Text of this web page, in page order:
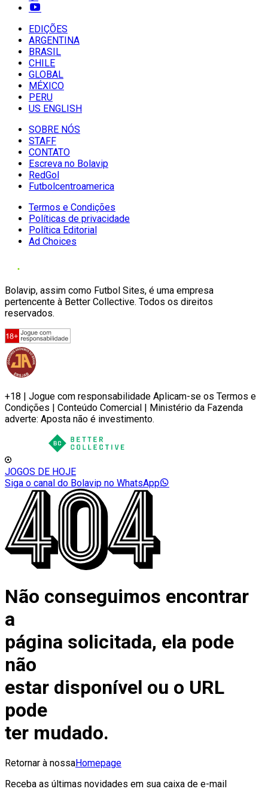
EDIÇÕES
ARGENTINA
BRASIL
CHILE
GLOBAL
MÉXICO
PERU
US ENGLISH
SOBRE NÓS
STAFF
CONTATO
Escreva no Bolavip
RedGol
Futbolcentroamerica
Termos e Condições
Políticas de privacidade
Política Editorial
Ad Choices
Bolavip, assim como Futbol Sites, é uma empresa
pertencente à Better Collective. Todos os direitos
reservados.
+18 | Jogue com responsabilidade Aplicam-se os Termos e
Condições | Conteúdo Comercial | Ministério da Fazenda
adverte: Aposta não é investimento.
JOGOS DE HOJE
Siga o canal do Bolavip no WhatsApp
Não conseguimos encontrar
a
página solicitada, ela pode
não
estar disponível ou o URL
pode
ter mudado.
Retornar à nossaHomepage
Receba as últimas novidades em sua caixa de e-mail